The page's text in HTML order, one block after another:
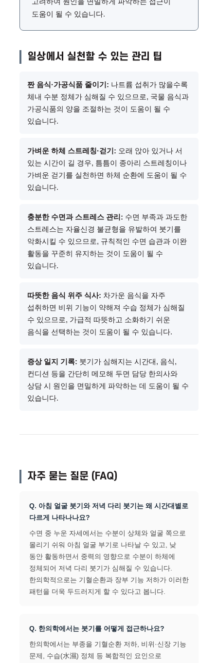
도움이 될 수 있습니다.
일상에서 실천할 수 있는 관리 팁
짠 음식·가공식품 줄이기: 나트륨 섭취가 많을수록
체내 수분 정체가 심해질 수 있으므로, 국물 음식과
가공식품의 양을 조절하는 것이 도움이 될 수
있습니다.
가벼운 하체 스트레칭·걷기: 오래 앉아 있거나 서
있는 시간이 길 경우, 틈틈이 종아리 스트레칭이나
가벼운 걷기를 실천하면 하체 순환에 도움이 될 수
있습니다.
충분한 수면과 스트레스 관리: 수면 부족과 과도한
스트레스는 자율신경 불균형을 유발하여 붓기를
악화시킬 수 있으므로, 규칙적인 수면 습관과 이완
활동을 꾸준히 유지하는 것이 도움이 될 수
있습니다.
따뜻한 음식 위주 식사: 차가운 음식을 자주
섭취하면 비위 기능이 약해져 수습 정체가 심해질
수 있으므로, 가급적 따뜻하고 소화하기 쉬운
음식을 선택하는 것이 도움이 될 수 있습니다.
증상 일지 기록: 붓기가 심해지는 시간대, 음식,
컨디션 등을 간단히 메모해 두면 담당 한의사와
상담 시 원인을 면밀하게 파악하는 데 도움이 될 수
있습니다.
자주 묻는 질문 (FAQ)
Q. 아침 얼굴 붓기와 저녁 다리 붓기는 왜 시간대별로
다르게 나타나나요?
수면 중 누운 자세에서는 수분이 상체와 얼굴 쪽으로
몰리기 쉬워 아침 얼굴 부기로 나타날 수 있고, 낮
동안 활동하면서 중력의 영향으로 수분이 하체에
정체되어 저녁 다리 붓기가 심해질 수 있습니다.
한의학적으로는 기혈순환과 장부 기능 저하가 이러한
패턴을 더욱 두드러지게 할 수 있다고 봅니다.
Q. 한의학에서는 붓기를 어떻게 접근하나요?
한의학에서는 부종을 기혈순환 저하, 비위·신장 기능
문제, 수습(水濕) 정체 등 복합적인 요인으로